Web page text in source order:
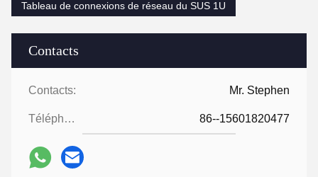
Contacts
Contacts: Mr. Stephen
Téléphone: 86--15601820477
Tableau de connexions de réseau du SUS 1U